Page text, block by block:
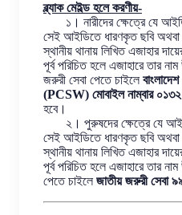
ব্ল্যাক মেইল্ড হলে করণীয়-
১। নারীদের ক্ষেত্রে যে আইডি
সেই আইডিতে ধারণকৃত ছবি
স্থানীয় থানায় লিখিত এজাহার
পূর্ব পরিচিত হলে এজাহারে তার
জরুরী সেবা পেতে চাইলে
(PCSW) মোবাইল নাম্বার
হবে।
২। পুরুষদের ক্ষেত্রে যে আইডি
সেই আইডিতে ধারণকৃত ছবি
স্থানীয় থানায় লিখিত এজাহার
পূর্ব পরিচিত হলে এজাহারে তার
পেতে চাইলেজাতীয় জরুরী সেবা